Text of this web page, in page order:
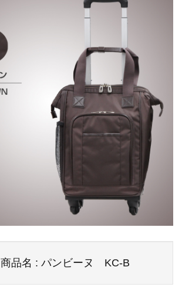
商品名 : パンビーヌ KC-B